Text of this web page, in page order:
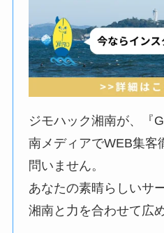
ジモハック湘南が、『
南メディアでWEB集客
問いません。
あなたの素晴らしいサ
湘南と力を合わせて広